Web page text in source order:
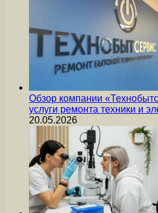
Обзор компании
услуги ремонта техники и
20.05.2026